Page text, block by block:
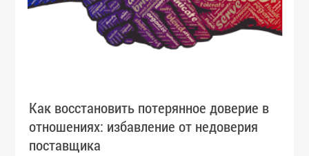
Как восстановить потерянное доверие в
отношениях: избавление от недоверия
поставщика